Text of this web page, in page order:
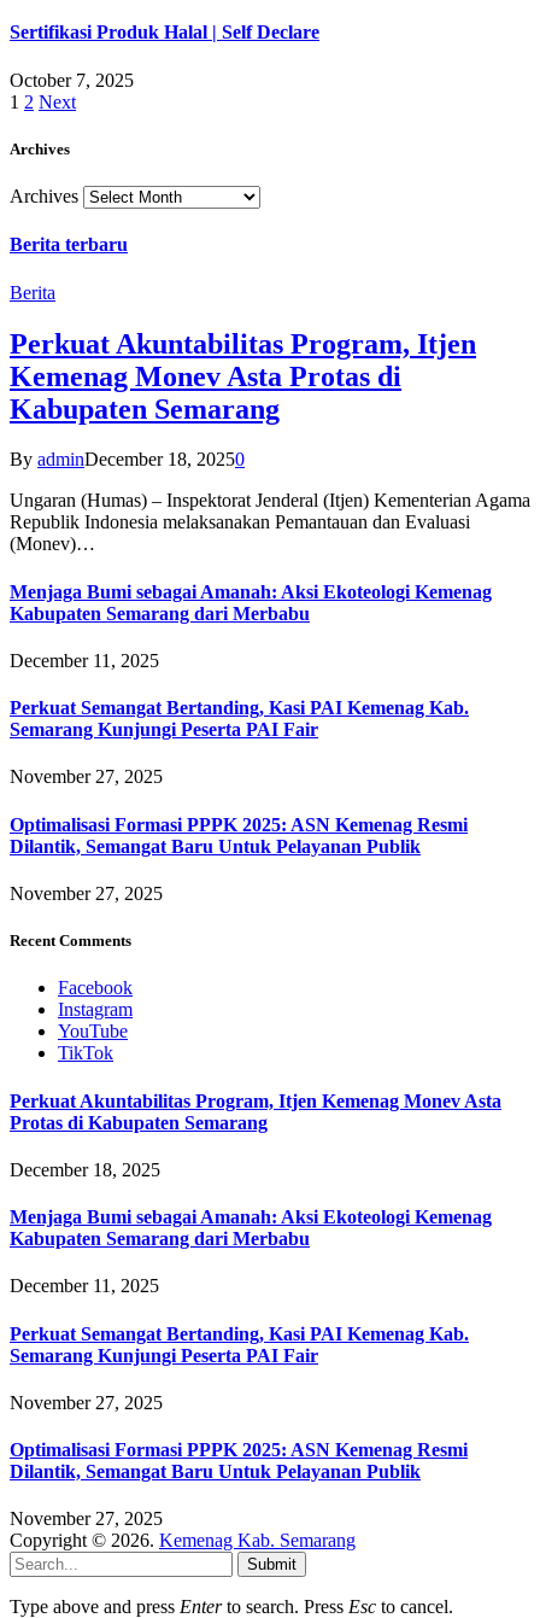
Sertifikasi Produk Halal | Self Declare
October 7, 2025
1 2 Next
Archives
Archives
Berita terbaru
Berita
Perkuat Akuntabilitas Program, Itjen
Kemenag Monev Asta Protas di
Kabupaten Semarang
By adminDecember 18, 20250
Ungaran (Humas) – Inspektorat Jenderal (Itjen) Kementerian Agama
Republik Indonesia melaksanakan Pemantauan dan Evaluasi
(Monev)…
Menjaga Bumi sebagai Amanah: Aksi Ekoteologi Kemenag
Kabupaten Semarang dari Merbabu
December 11, 2025
Perkuat Semangat Bertanding, Kasi PAI Kemenag Kab.
Semarang Kunjungi Peserta PAI Fair
November 27, 2025
Optimalisasi Formasi PPPK 2025: ASN Kemenag Resmi
Dilantik, Semangat Baru Untuk Pelayanan Publik
November 27, 2025
Recent Comments
Facebook
Instagram
YouTube
TikTok
Perkuat Akuntabilitas Program, Itjen Kemenag Monev Asta
Protas di Kabupaten Semarang
December 18, 2025
Menjaga Bumi sebagai Amanah: Aksi Ekoteologi Kemenag
Kabupaten Semarang dari Merbabu
December 11, 2025
Perkuat Semangat Bertanding, Kasi PAI Kemenag Kab.
Semarang Kunjungi Peserta PAI Fair
November 27, 2025
Optimalisasi Formasi PPPK 2025: ASN Kemenag Resmi
Dilantik, Semangat Baru Untuk Pelayanan Publik
November 27, 2025
Copyright © 2026. Kemenag Kab. Semarang
Submit
Type above and press Enterto search. Press Esc to cancel.